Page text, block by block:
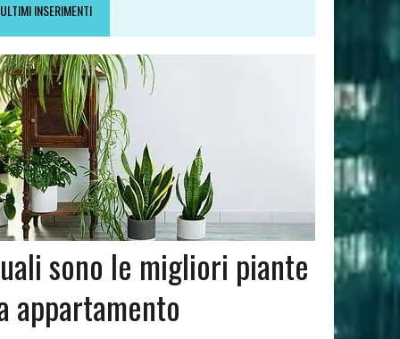
ULTIMI INSERIMENTI
sono le migliori piante
appartamento